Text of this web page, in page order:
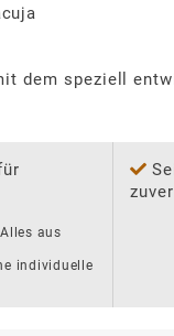
dem speziell
aus
individuelle